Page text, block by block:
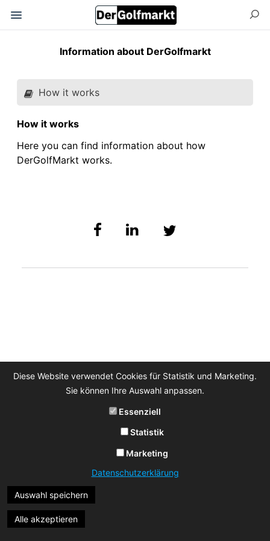
Information about DerGolfmarkt
How it works
How it works
Here you can find information about how
DerGolfMarkt works.
Diese Website verwendet Cookies für Statistik und Marketing.
Sie können Ihre Auswahl anpassen.
Essenziell
Statistik
Marketing
Datenschutzerklärung
Auswahl speichern
Alle akzeptieren